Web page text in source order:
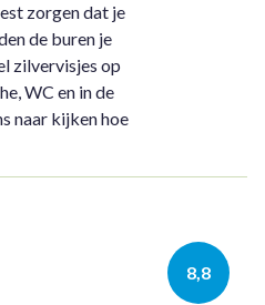
zorgen dat je
de buren je
zilvervisjes op
WC en in de
naar kijken hoe
8,8